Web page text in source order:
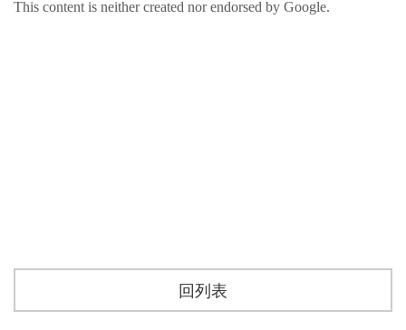
回列表